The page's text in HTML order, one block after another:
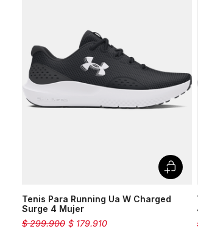
Tenis Para Running Ua W Charged
Surge 4 Mujer
$ 179.910
$ 299.900